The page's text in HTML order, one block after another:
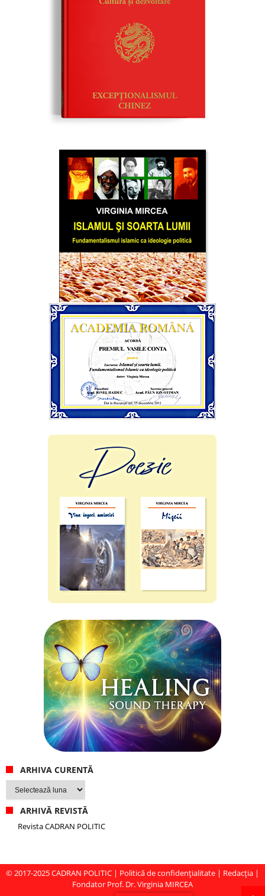
ARHIVA CURENTĂ
Arhiva
ARHIVĂ REVISTĂ
Revista CADRAN POLITIC
© 2017-2025CADRAN POLITIC | Politică de confidențialitate | Redacția |
Fondator Prof. Dr. Virginia MIRCEA